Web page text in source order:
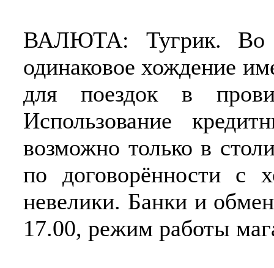
ВАЛЮТА: Тугрик. Во
одинаковое хождение
для поездок в
Использование
возможно только в
по договорённости с
невелики. Банки и
17.00, режим работы